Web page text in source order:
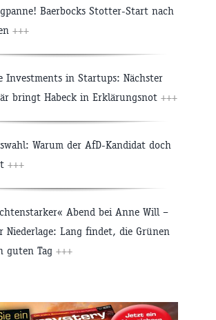
Baerbocks Stotter-Start nach
+++
Investments in Startups: Nächster
bringt Habeck in Erklärungsnot +++
Warum der AfD-Kandidat doch
+++
Abend bei Anne Will –
Niederlage: Lang findet, die Grünen
guten Tag +++